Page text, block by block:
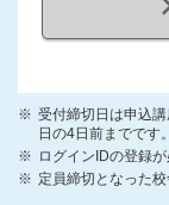
受付締切日は申込
日の4日前までです。
ログインIDの登録が
定員締切となった